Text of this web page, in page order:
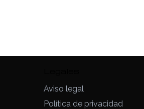
Aviso legal
Política de privacidad